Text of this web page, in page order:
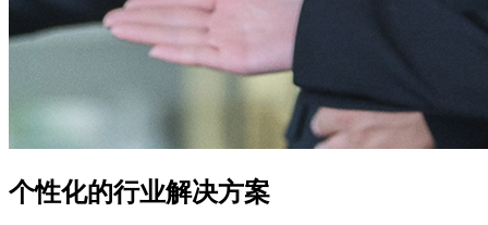
个性化的行业解决方案